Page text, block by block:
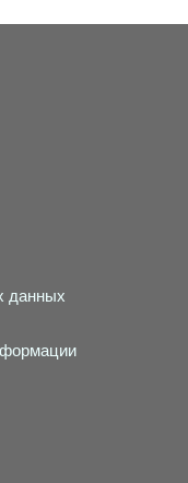
данных